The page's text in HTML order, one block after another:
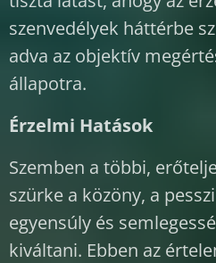
szenvedélyek háttérbe
adva az objektív
állapotra.
Érzelmi Hatások
Szemben a többi,
szürke a közöny, a
egyensúly és
kiváltani. Ebben az